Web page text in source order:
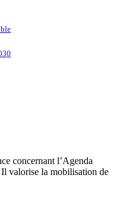
concernant l’Agenda
valorise la mobilisation de